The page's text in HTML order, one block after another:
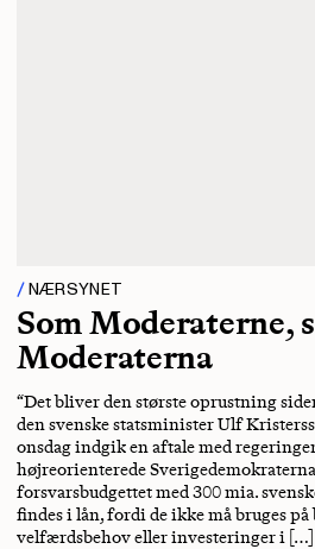
NÆRSYNET
Som Moderaterne,
Moderaterna
“Det bliver den største oprustning
den svenske statsminister Ulf
onsdag indgik en aftale med
højreorienterede
forsvarsbudgettet med 300 mia.
findes i lån, fordi de ikke må bruges
velfærdsbehov eller investeringer i […]